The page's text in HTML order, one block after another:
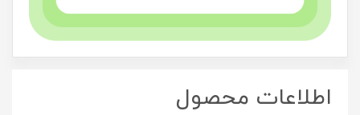
اطلاعات محصول